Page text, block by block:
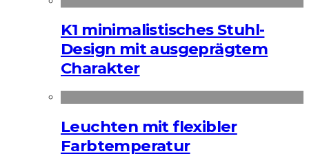
K1 minimalistisches Stuhl-
Design mit ausgeprägtem
Charakter
Leuchten mit flexibler
Farbtemperatur